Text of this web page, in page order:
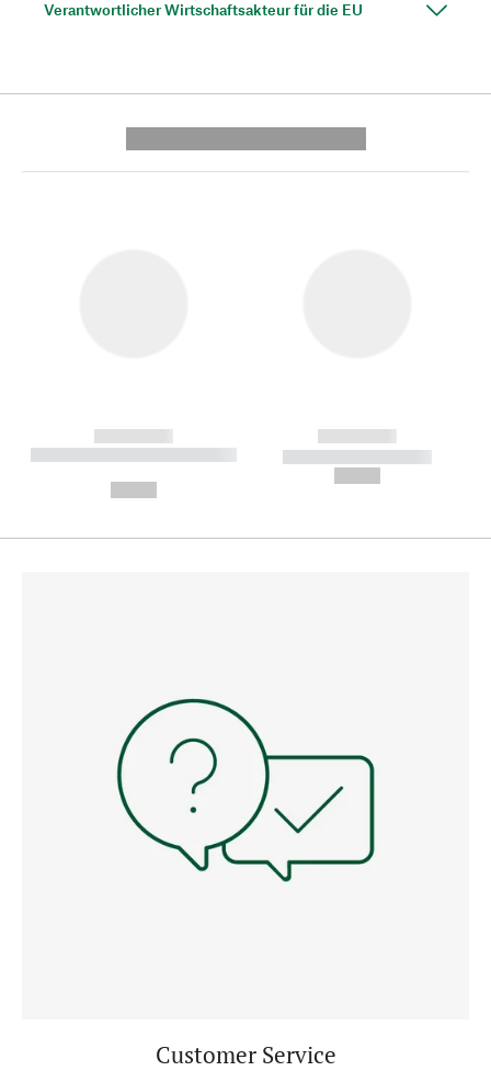
Verantwortlicher Wirtschaftsakteur für die EU
------------
----------- ----------- --------
------------
----------- -----------
Customer Service